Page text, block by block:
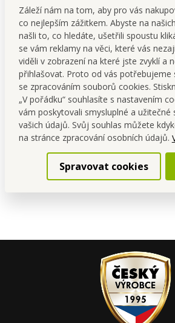
Záleží nám na tom, aby pro vás
co nejlepším zážitkem. Abyste na
našli to, co hledáte, ušetřili spoustu
se vám reklamy na věci, které vás
viděli v zobrazení na které jste zvyklí a
přihlašovat. Proto od vás potřebujeme
se zpracováním souborů cookies.
„V pořádku“ souhlasíte s nastavením
vám poskytovali smysluplné a užitečné
vašich údajů. Svůj souhlas můžete
na stránce zpracování osobních údajů.
Spravovat cookies
zahalí do jemného růžového závoje
anidalší lákavé novinky a samozřejmě
akčních nabídek, které se vyplatí!
Platnost cen podle nového katalogu je
22.5.2026 (09:00 hod.) do
zásob.
Hmotnost cca 5 x 167 g
Distributor: Vaše Dedra s. r. o.,
Česká republika